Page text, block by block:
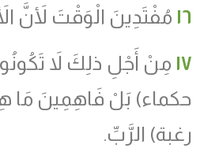
١٦ مُفْتَدِينَ الْوَقْتَ لأَنَّ
١٧ مِنْ أَجْلِ ذلِكَ لاَ تَكُونُوا
حكماء) بَلْ فَاهِمِينَ مَا
رغبة) الرَّبِّ.